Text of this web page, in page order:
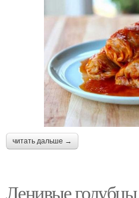
читать дальше →
Ленивые голубцы